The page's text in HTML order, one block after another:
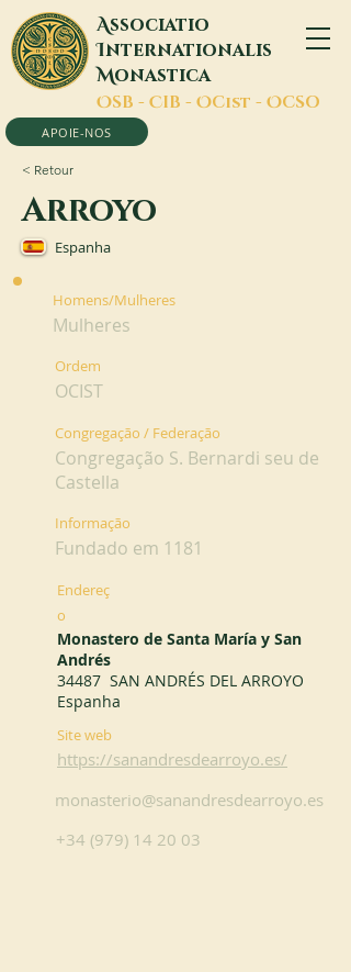
Associatio
Internationalis
Monastica
OSB - CIB - OCist - OCSO
APOIE-NOS
< Retour
Arroyo
Espanha
Homens/Mulheres
Mulheres
Ordem
OCIST
Congregação / Federação
Congregação S. Bernardi seu de
Castella
Informação
Fundado em 1181
Endereç
o
Monastero de Santa María y San
Andrés
34487 SAN ANDRÉS DEL ARROYO
Espanha
Site web
https://sanandresdearroyo.es/
monasterio@sanandresdearroyo.es
+34 (979) 14 20 03